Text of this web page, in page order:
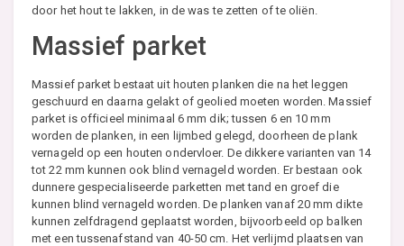
door het hout te lakken, in de was te zetten of te oliën.
Massief parket
Massief parket bestaat uit houten planken die na het leggen
geschuurd en daarna gelakt of geolied moeten worden. Massief
parket is officieel minimaal 6 mm dik; tussen 6 en 10 mm
worden de planken, in een lijmbed gelegd, doorheen de plank
vernageld op een houten ondervloer. De dikkere varianten van 14
tot 22 mm kunnen ook blind vernageld worden. Er bestaan ook
dunnere gespecialiseerde parketten met tand en groef die
kunnen blind vernageld worden. De planken vanaf 20 mm dikte
kunnen zelfdragend geplaatst worden, bijvoorbeeld op balken
met een tussenafstand van 40-50 cm. Het verlijmd plaatsen van